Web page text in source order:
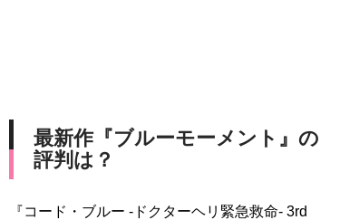
最新作『ブルーモーメント』の
評判は？
『コード・ブルー -ドクターヘリ緊急救命- 3rd